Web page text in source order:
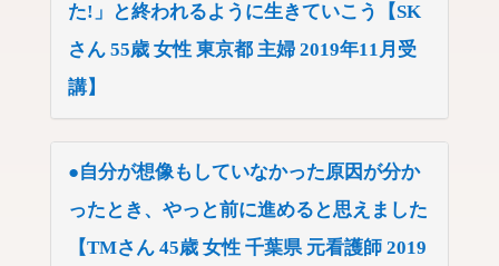
た!」と終われるように生きていこう【SK
さん 55歳 女性 東京都 主婦 2019年11月受
講】
●自分が想像もしていなかった原因が分か
ったとき、やっと前に進めると思えました
【TMさん 45歳 女性 千葉県 元看護師 2019